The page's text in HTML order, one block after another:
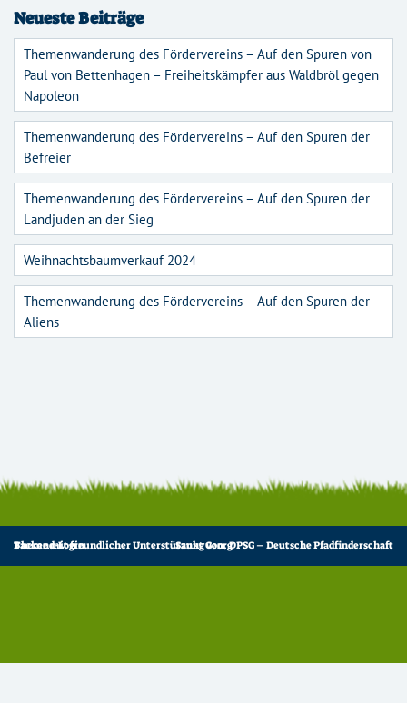
Neueste Beiträge
Themenwanderung des Fördervereins – Auf den Spuren von
Paul von Bettenhagen – Freiheitskämpfer aus Waldbröl gegen
Napoleon
Themenwanderung des Fördervereins – Auf den Spuren der
Befreier
Themenwanderung des Fördervereins – Auf den Spuren der
Landjuden an der Sieg
Weihnachtsbaumverkauf 2024
Themenwanderung des Fördervereins – Auf den Spuren der
Aliens
Backend-Login
Theme mit freundlicher Unterstützung von:
DPSG – Deutsche Pfadfinderschaft Sankt Georg